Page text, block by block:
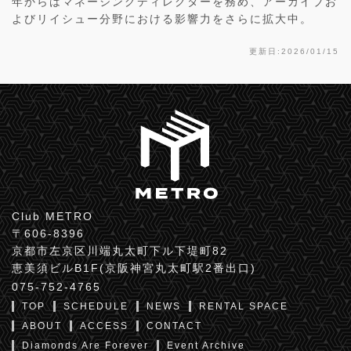
よびリイシュー分野における影響力をさらに拡大中。
更新日:2026/01/15
Club METRO
〒606-8396
京都市左京区川端丸太町下ル下堤町82
恵美須ビルB1F(京阪神宮丸太町駅2番出口)
075-752-4765
TOP SCHEDULE NEWS
RENTAL SPACE
ABOUT
ACCESS
CONTACT
Diamonds Are Forever
Event Archive